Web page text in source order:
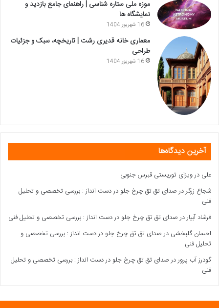
موزه ملی ستاره شناسی | راهنمای جامع بازدید و
نمایشگاه ها
16 شهریور 1404
معماری خانه قدیری رشت | تاریخچه، سبک و جزئیات
طراحی
16 شهریور 1404
آخرین دیدگاه‌ها
علی درویزای توریستی قبرس جنوبی
شجاع زرگردرصدای تق تق چرخ جلو در دست انداز : بررسی تخصصی و تحلیل
فنی
فرشاد آبیاردرصدای تق تق چرخ جلو در دست انداز : بررسی تخصصی و تحلیل فنی
احسان گلبخشی درصدای تق تق چرخ جلو در دست انداز : بررسی تخصصی و
تحلیل فنی
گودرز آب پروردرصدای تق تق چرخ جلو در دست انداز : بررسی تخصصی و تحلیل
فنی